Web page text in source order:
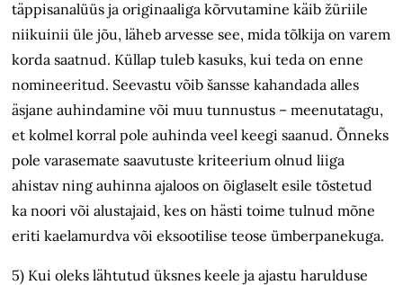
täppisanalüüs ja originaaliga kõrvutamine käib žüriile
niikuinii üle jõu, läheb arvesse see, mida tõlkija on varem
korda saatnud. Küllap tuleb kasuks, kui teda on enne
nomineeritud. Seevastu võib šansse kahandada alles
äsjane auhindamine või muu tunnustus – meenutatagu,
et kolmel korral pole auhinda veel keegi saanud. Õnneks
pole varasemate saavutuste kriteerium olnud liiga
ahistav ning auhinna ajaloos on õiglaselt esile tõstetud
ka noori või alustajaid, kes on hästi toime tulnud mõne
eriti kaelamurdva või eksootilise teose ümberpanekuga.
5) Kui oleks lähtutud üksnes keele ja ajastu harulduse